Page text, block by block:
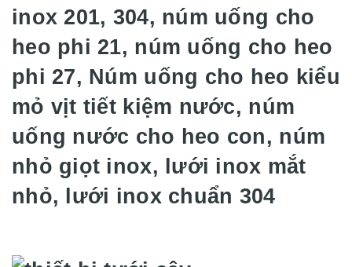
inox 201, 304, núm uống cho
heo phi 21, núm uống cho heo
phi 27, Núm uống cho heo kiểu
mỏ vịt tiết kiệm nước, núm
uống nước cho heo con, núm
nhỏ giọt inox, lưới inox mắt
nhỏ, lưới inox chuẩn 304